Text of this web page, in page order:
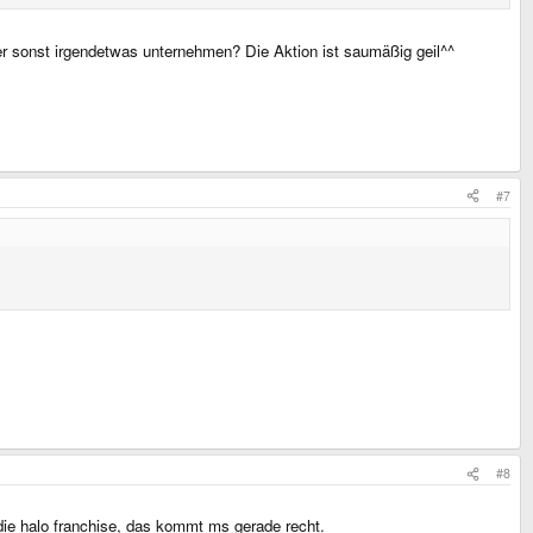
irgendetwas unternehmen? Die Aktion ist saumäßig geil^^
#7
#8
halo franchise, das kommt ms gerade recht.